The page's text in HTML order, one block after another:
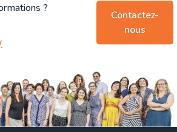
?
Contactez-
nous